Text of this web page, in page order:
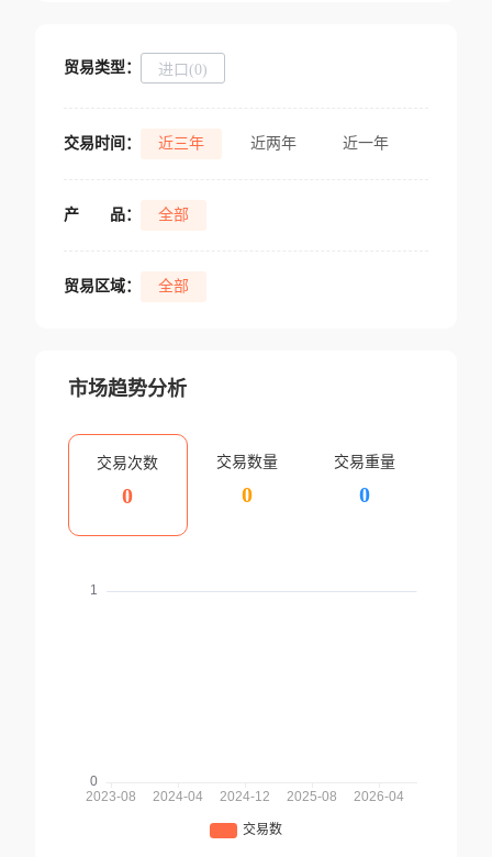
贸易类型： 进口(0)
交易时间： 近三年 近两年 近一年
产 品： 全部
贸易区域： 全部
市场趋势分析
交易次数
0
交易数量
0
交易重量
0